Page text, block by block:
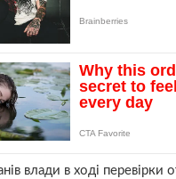
влади в ході перевірки